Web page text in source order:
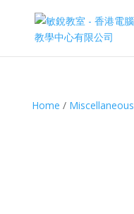
Home / Miscellaneous